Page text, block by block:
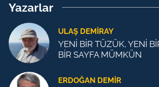
Yazarlar
ULAŞ DEMİRAY
YENİ BİR TÜZÜK, YENİ
BİR SAYFA MÜMKÜN
ERDOĞAN DEMIR